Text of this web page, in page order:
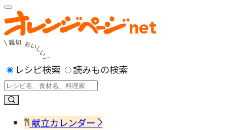
レシピ検索 読みもの検索
献立カレンダー